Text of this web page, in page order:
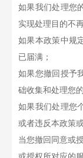
如果我们处理您
实现处理目的不
如果本政策中规
已届满；
如果您撤回授予
础收集和处理您
如果我们处理您
或者违反本政策
当您撤回同意或